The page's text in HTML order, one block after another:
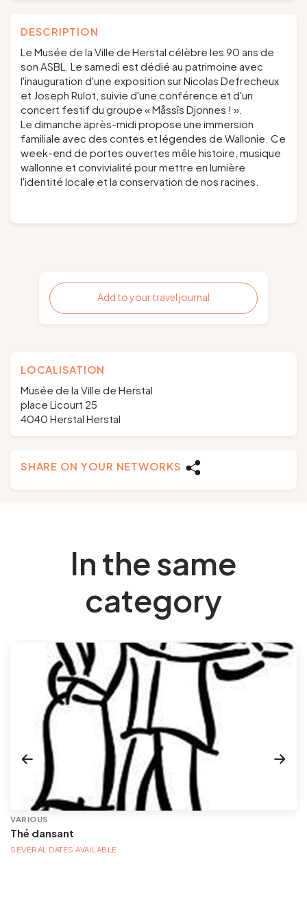
DESCRIPTION
Le Musée de la Ville de Herstal célèbre les 90 ans de
son ASBL. Le samedi est dédié au patrimoine avec
l'inauguration d'une exposition sur Nicolas Defrecheux
et Joseph Rulot, suivie d'une conférence et d'un
concert festif du groupe « Måssîs Djonnes ! ».
Le dimanche après-midi propose une immersion
familiale avec des contes et légendes de Wallonie. Ce
week-end de portes ouvertes mêle histoire, musique
wallonne et convivialité pour mettre en lumière
l'identité locale et la conservation de nos racines.
Add to your travel journal
LOCALISATION
Musée de la Ville de Herstal
place Licourt 25
4040 Herstal Herstal
SHARE ON YOUR NETWORKS
In the same
category
VARIOUS
Thé dansant
SEVERAL DATES AVAILABLE